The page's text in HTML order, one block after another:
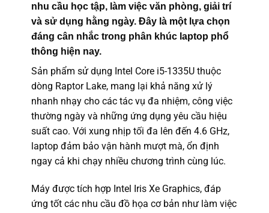
nhu cầu học tập, làm việc văn phòng, giải trí
và sử dụng hằng ngày. Đây là một lựa chọn
đáng cân nhắc trong phân khúc laptop phổ
thông hiện nay.
Sản phẩm sử dụng Intel Core i5-1335U thuộc
dòng Raptor Lake, mang lại khả năng xử lý
nhanh nhạy cho các tác vụ đa nhiệm, công việc
thường ngày và những ứng dụng yêu cầu hiệu
suất cao. Với xung nhịp tối đa lên đến 4.6 GHz,
laptop đảm bảo vận hành mượt mà, ổn định
ngay cả khi chạy nhiều chương trình cùng lúc.
Máy được tích hợp Intel Iris Xe Graphics, đáp
ứng tốt các nhu cầu đồ họa cơ bản như làm việc